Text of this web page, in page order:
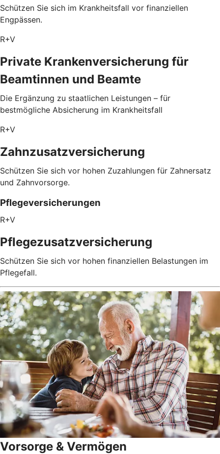
Schützen Sie sich im Krankheitsfall vor finanziellen
Engpässen.
R+V
Private Krankenversicherung für
Beamtinnen und Beamte
Die Ergänzung zu staatlichen Leistungen – für
bestmögliche Absicherung im Krankheitsfall
R+V
Zahnzusatzversicherung
Schützen Sie sich vor hohen Zuzahlungen für Zahnersatz
und Zahnvorsorge.
Pflegeversicherungen
R+V
Pflegezusatz­versicherung
Schützen Sie sich vor hohen finanziellen Belastungen im
Pflegefall.
Vorsorge & Vermögen